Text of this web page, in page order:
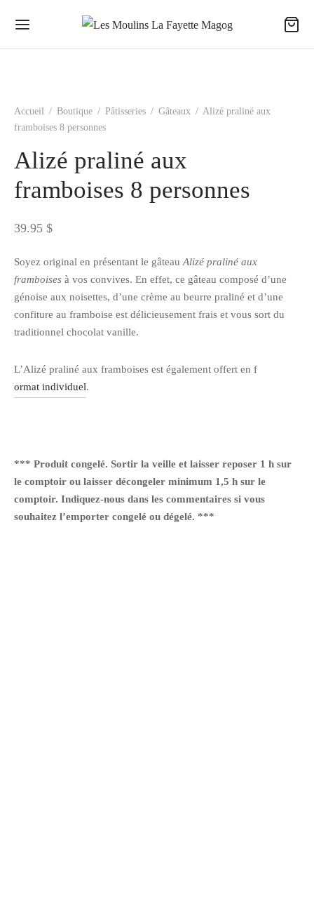
Accueil / Boutique / Pâtisseries / Gâteaux / Alizé praliné aux
framboises 8 personnes
Alizé praliné aux
framboises 8 personnes
39.95 $
Soyez original en présentant le gâteau Alizé praliné aux
framboises à vos convives. En effet, ce gâteau composé d’une
génoise aux noisettes, d’une crème au beurre praliné et d’une
confiture au framboise est délicieusement frais et vous sort du
traditionnel chocolat vanille.
L’Alizé praliné aux framboises est également offert en f
ormat individuel.
*** Produit congelé. Sortir la veille et laisser reposer 1 h sur
le comptoir ou laisser décongeler minimum 1,5 h sur le
comptoir. Indiquez-nous dans les commentaires si vous
souhaitez l’emporter congelé ou dégelé. ***